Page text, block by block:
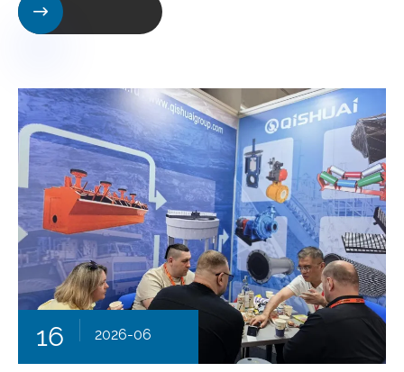

16 2026-06